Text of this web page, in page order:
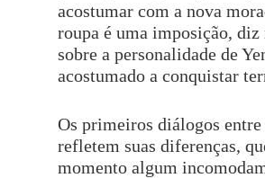
acostumar com a nova
roupa é uma imposição,
sobre a personalidade de
acostumado a conquistar
Os primeiros diálogos entre
refletem suas diferenças,
momento algum